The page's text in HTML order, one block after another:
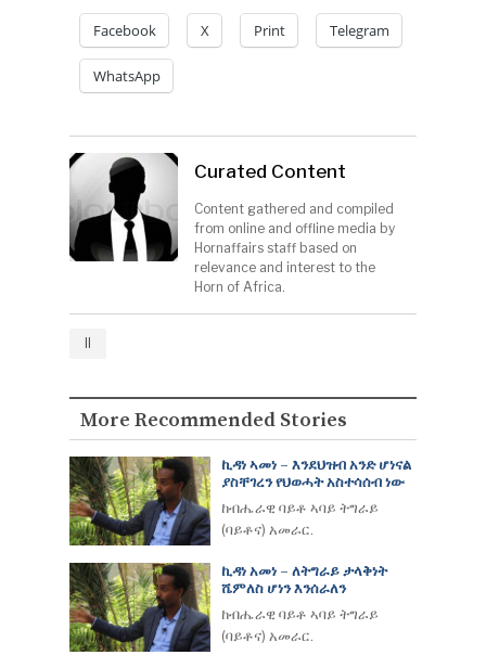
Facebook X Print Telegram
WhatsApp
Curated Content
Content gathered and compiled
from online and offline media by
Hornaffairs staff based on
relevance and interest to the
Horn of Africa.
More Recommended Stories
ኪዳነ ኣመነ – እንደህዝብ አንድ ሆነናል
ያስቸገረን የህወሓት አስተሳሰብ ነው
ከብሔራዊ ባይቶ ኣባይ ትግራይ
(ባይቶና) አመራር.
ኪዳነ አመነ – ለትግራይ ታላቅነት
ሼምለስ ሆነን እንሰራለን
ከብሔራዊ ባይቶ ኣባይ ትግራይ
(ባይቶና) አመራር.